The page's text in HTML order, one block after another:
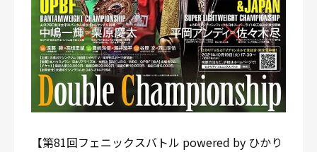
【第81回フェニックスバトル powered by ひかり